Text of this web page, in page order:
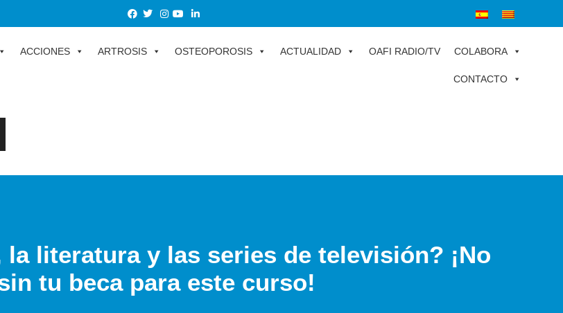
ACCIONES ARTROSIS OSTEOPOROSIS ACTUALIDAD OAFI RADIO/TV COLABORA
CONTACTO
literatura y las series de televisión? ¡No
tu beca para este curso!